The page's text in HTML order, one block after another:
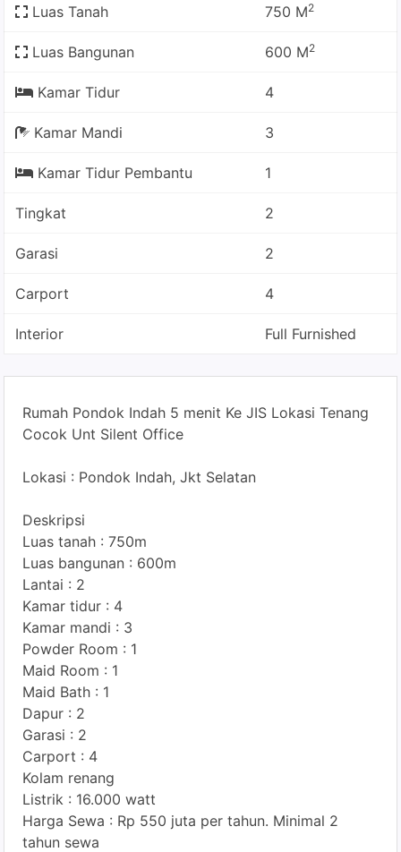
Luas Tanah 750 M2
Luas Bangunan 600 M2
Kamar Tidur 4
Kamar Mandi 3
Kamar Tidur Pembantu 1
Tingkat 2
Garasi 2
Carport 4
Interior Full Furnished
Rumah Pondok Indah 5 menit Ke JIS Lokasi Tenang
Cocok Unt Silent Office
Lokasi : Pondok Indah, Jkt Selatan
Deskripsi
Luas tanah : 750m
Luas bangunan : 600m
Lantai : 2
Kamar tidur : 4
Kamar mandi : 3
Powder Room : 1
Maid Room : 1
Maid Bath : 1
Dapur : 2
Garasi : 2
Carport : 4
Kolam renang
Listrik : 16.000 watt
Harga Sewa : Rp 550 juta per tahun. Minimal 2
tahun sewa